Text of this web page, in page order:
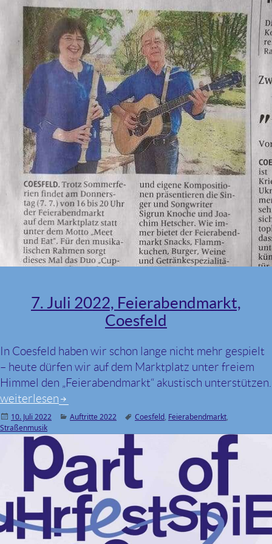
7. Juli 2022, Feierabendmarkt,
Coesfeld
In Coesfeld haben wir schon lange nicht mehr gespielt
– heute dürfen wir auf dem Marktplatz unter freiem
Himmel den „Feierabendmarkt“ akustisch unterstützen.
weiterlesen
Veröffentlicht
am
10. Juli 2022 Kategorien
Auftritte 2022 Schlagwörter
Coesfeld, Feierabendmarkt,
Straßenmusik